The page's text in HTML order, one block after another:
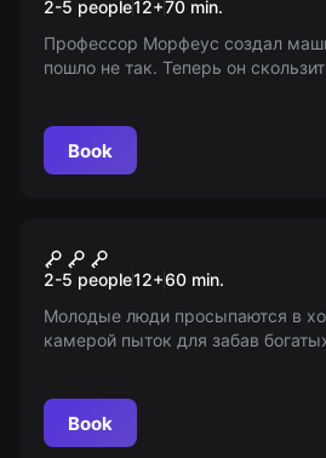
2-5 people12+70 min.
Профессор Морфеус создал
пошло не так. Теперь он
Book
За стеклом
2-5 people12+60 min.
Молодые люди просыпаются в
камерой пыток для забав
Book